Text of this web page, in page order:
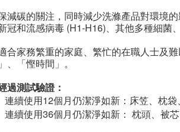
減碳的關注 ，同時減少洗滌產品對環境
冠和流感病毒 (H1-H16)、其他多種細菌
合家務繁重的家庭、繁忙的在職人士及
、「慳時間」。
過測試驗證：
連續使用12個月仍潔淨如新 ：床笠、枕
連續使用36個月仍潔淨如新 ： 枕頭、被